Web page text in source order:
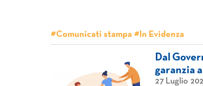
#Comunicati stampa #In Evidenza
Dal
garanzia
27 Luglio